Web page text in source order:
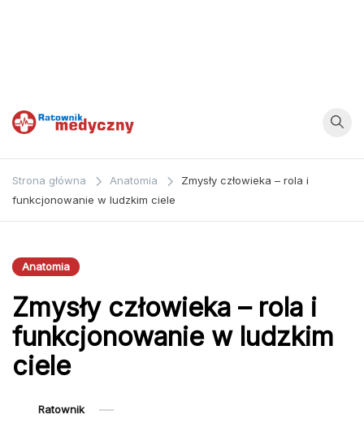
Ratownik
Medyczny
zagadnieniom z
bezpośrednio
medycznego.
Strona główna Anatomia
Zmysły człowieka – rola i
funkcjonowanie w ludzkim ciele
Anatomia
Zmysły człowieka – rola i
funkcjonowanie w ludzkim
ciele
Ratownik